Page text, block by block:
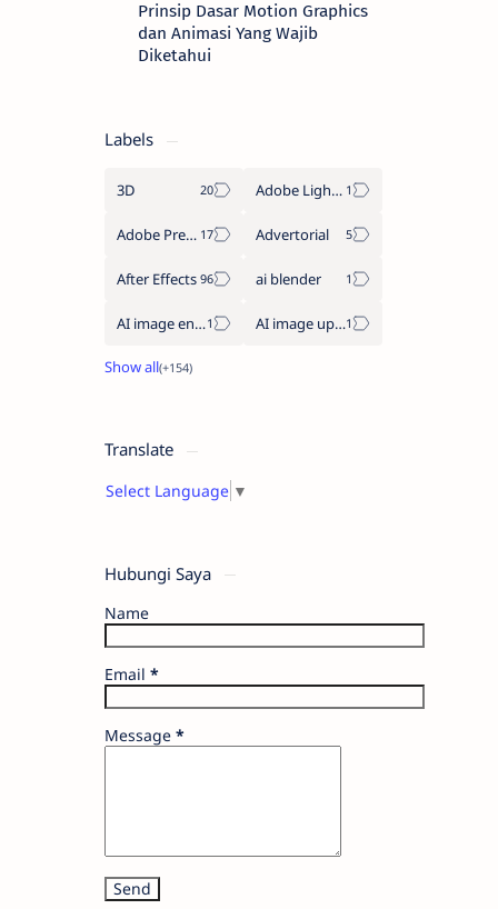
Prinsip Dasar Motion Graphics
dan Animasi Yang Wajib
Diketahui
Labels
3D Adobe Lightroom
Adobe Premiere Pro Advertorial
After Effects ai blender
AI image enhancement AI image upscaler
Translate
Select Language ▼
Hubungi Saya
Name
Email *
Message *